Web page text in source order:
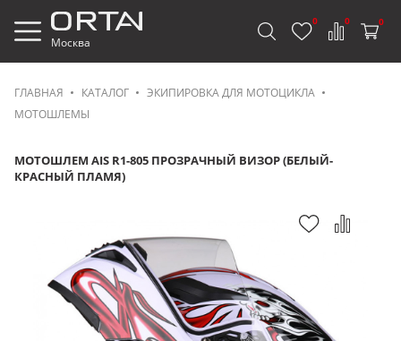
Москва
0 0 0
ГЛАВНАЯ КАТАЛОГ
ЭКИПИРОВКА ДЛЯ МОТОЦИКЛА
МОТОШЛЕМЫ
МОТОШЛЕМ AIS R1-805 ПРОЗРАЧНЫЙ ВИЗОР (БЕЛЫЙ-
КРАСНЫЙ ПЛАМЯ)